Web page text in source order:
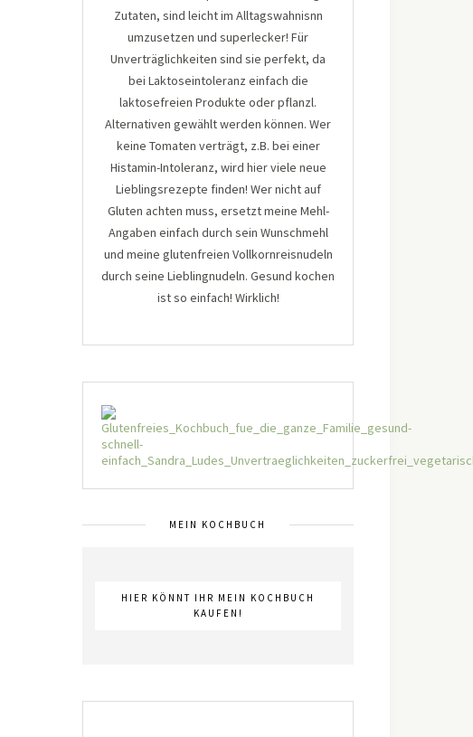
Zutaten, sind leicht im Alltagswahnisnn
umzusetzen und superlecker! Für
Unverträglichkeiten sind sie perfekt, da
bei Laktoseintoleranz einfach die
laktosefreien Produkte oder pflanzl.
Alternativen gewählt werden können. Wer
keine Tomaten verträgt, z.B. bei einer
Histamin-Intoleranz, wird hier viele neue
Lieblingsrezepte finden! Wer nicht auf
Gluten achten muss, ersetzt meine Mehl-
Angaben einfach durch sein Wunschmehl
und meine glutenfreien Vollkornreisnudeln
durch seine Lieblingnudeln. Gesund kochen
ist so einfach! Wirklich!
MEIN KOCHBUCH
HIER KÖNNT IHR MEIN KOCHBUCH
KAUFEN!